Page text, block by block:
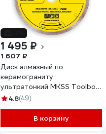
1 495 ₽
1 607 ₽
Диск алмазный по
керамограниту
ультратонкий MKSS Toolbox
MK-615 200x10x1.6x25.4мм
4.8(49)
В корзину